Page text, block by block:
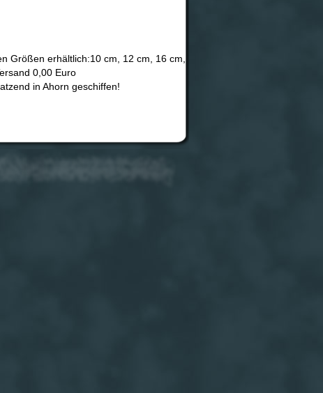
Größen erhältlich:10 cm, 12 cm, 16 cm,
0,00 Euro
in Ahorn geschiffen!